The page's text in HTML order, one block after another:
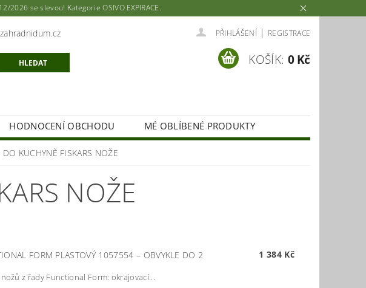
se slevou! Kategorie OSIVO EXPIRACE.
PŘIHLÁŠENÍ | REGISTRACE
KOŠÍK: 0 Kč
HODNOCENÍ OBCHODU MÉ OBLÍBENÉ PRODUKTY
DO KUCHYNĚ FISKARS NOŽE
NOŽE
FORM PLASTOVÝ 1057554 – OBVYKLE DO 2
z řady Functional Form: okrajovací...
1 384 Kč